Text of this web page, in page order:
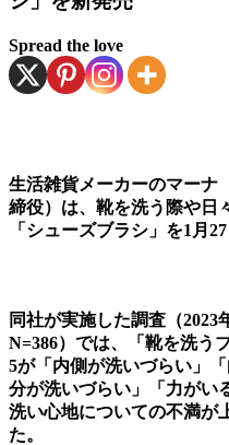
Spread the love
生活雑貨メーカーのマーナ
締役）は、靴を洗う際や日
「シューズブラシ」を1月
同社が実施した調査（2023
N=386）では、「靴を洗う
5が「内側が洗いづらい」
分が洗いづらい」「力がい
洗い心地についての不満が
た。